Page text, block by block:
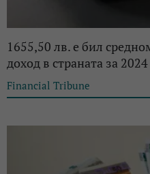
1655,50 лв. е бил
доход в страната за 2024
Financial Tribune